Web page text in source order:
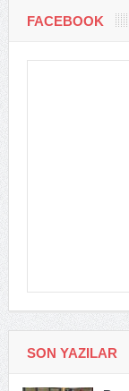
FACEBOOK
SON YAZILAR